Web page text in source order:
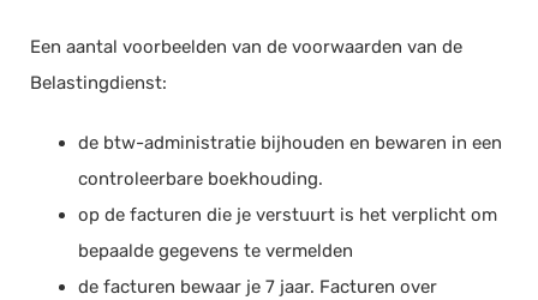
Een aantal voorbeelden van de voorwaarden van de
Belastingdienst:
de btw-administratie bijhouden en bewaren in een
controleerbare boekhouding.
op de facturen die je verstuurt is het verplicht om
bepaalde gegevens te vermelden
de facturen bewaar je 7 jaar. Facturen over